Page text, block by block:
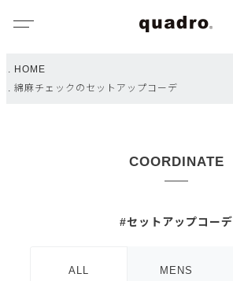
HOME
綿麻チェックのセットアップコーデ
COORDINATE
#セットアップコーデ
ALL MENS